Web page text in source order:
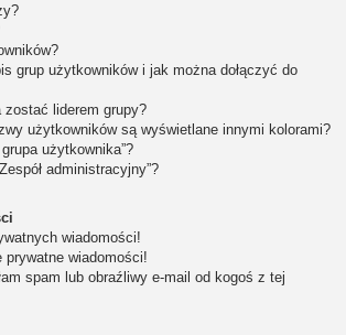
grup użytkowników i jak można dołączyć do
liderem grupy?
użytkowników są wyświetlane innymi kolorami?
użytkownika”?
administracyjny”?
wiadomości!
wiadomości!
spam lub obraźliwy e-mail od kogoś z tej